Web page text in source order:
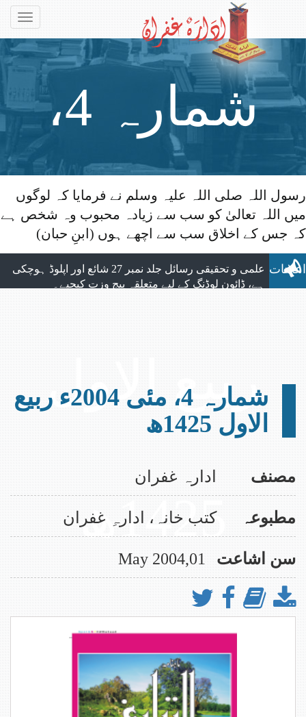
شمارہ 4،
مئی 2004ء
ربیع الاول
1425ھ
رسول اللہ صلی اللہ علیہ وسلم نے فرمایا کہ لوگوں
میں اللہ تعالیٰ کو سب سے زیادہ محبوب وہ شخص ہے
کہ جس کے اخلاق سب سے اچھے ہوں (ابنِ حبان)
اعلانات
الحمد للہ ماہنامہ التبلیغ کے تمام شماروں
کی اپلوڈنگ مکمل ہوچکی ہے، جو بآسانی ویب
سائٹ سے ڈائون لوڈ کیے جاسکتے ہیں۔
علمی و تحقیقی رسائل جلد نمبر 27 شائع اور اپلوڈ ہوچکی
ہے، ڈائون لوڈنگ کے لیے متعلقہ پیج وزت کیجیے۔
سائٹ سے ڈائون لوڈ کیے جاسکتے ہیں۔
علمی و تحقیقی رسائل جلد نمبر 27 شائع اور اپلوڈ ہوچکی
ہے، ڈائون لوڈنگ کے لیے متعلقہ پیج وزت کیجیے۔
شمارہ 4، مئی 2004ء ربیع
الاول 1425ھ
مصنف ادارہ غفران
مطبوعہ کتب خانہ، ادارہِ غفران
سن اشاعت